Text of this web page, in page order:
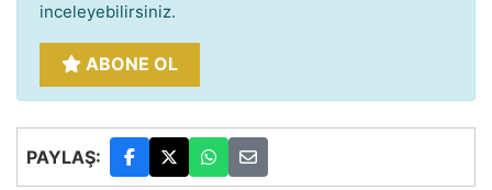
inceleyebilirsiniz.
ABONE OL
PAYLAŞ: